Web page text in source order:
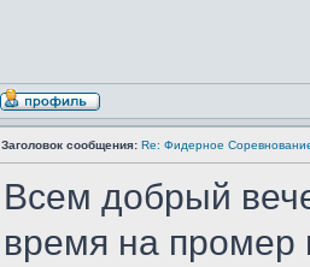
Заголовок сообщения: Re: Фидерное
Всем добрый
время на промер